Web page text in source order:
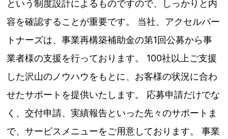
という制度設計によるものですので、しっかりと内
容を確認することが重要です。 当社、アクセルパー
トナーズは、事業再構築補助金の第1回公募から事
業者様の支援を行っております。 100社以上ご支援
した沢山のノウハウをもとに、お客様の状況に合わ
せたサポートを提供いたします。 応募申請だけでな
く、交付申請、実績報告といった先々のサポートま
で、サービスメニューをご用意しております。 事業